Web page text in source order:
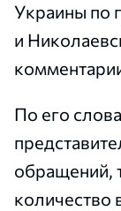
Украины по
и
По его
обращений,
количество